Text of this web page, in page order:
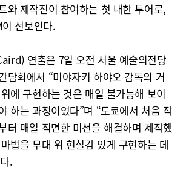
와 제작진이 참여하는 첫 내한 투어로,
선보인다.
연출은 7일 오전 서울 예술의전당
담회에서 “미야자키 하야오 감독의 거
에 구현하는 것은 매일 불가능해 보이
하는 과정이었다”며 “도쿄에서 처음 작
터 매일 직면한 미션을 해결하며 제작했
법을 무대 위 현실감 있게 구현하는 데
.